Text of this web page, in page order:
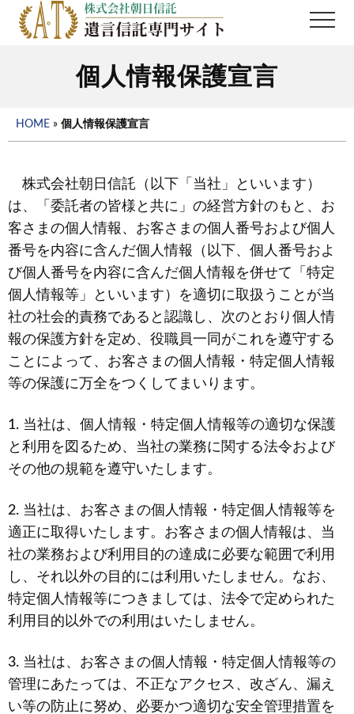
Menu
Skip
Skip
個人情報保護宣言
HOME » 個人情報保護宣言
株式会社朝日信託（以下「当社」といいます）
は、「委託者の皆様と共に」の経営方針のもと、お
客さまの個人情報、お客さまの個人番号および個人
番号を内容に含んだ個人情報（以下、個人番号およ
び個人番号を内容に含んだ個人情報を併せて「特定
個人情報等」といいます）を適切に取扱うことが当
社の社会的責務であると認識し、次のとおり個人情
報の保護方針を定め、役職員一同がこれを遵守する
ことによって、お客さまの個人情報・特定個人情報
等の保護に万全をつくしてまいります。
1. 当社は、個人情報・特定個人情報等の適切な保護
と利用を図るため、当社の業務に関する法令および
その他の規範を遵守いたします。
2. 当社は、お客さまの個人情報・特定個人情報等を
適正に取得いたします。お客さまの個人情報は、当
社の業務および利用目的の達成に必要な範囲で利用
し、それ以外の目的には利用いたしません。なお、
特定個人情報等につきましては、法令で定められた
利用目的以外での利用はいたしません。
3. 当社は、お客さまの個人情報・特定個人情報等の
管理にあたっては、不正なアクセス、改ざん、漏え
い等の防止に努め、必要かつ適切な安全管理措置を